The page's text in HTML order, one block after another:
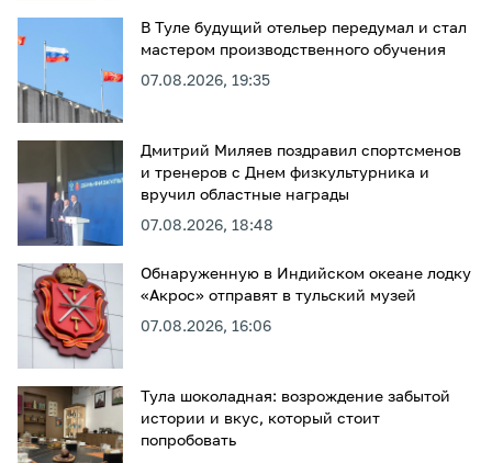
В Туле будущий отельер передумал и стал
мастером производственного обучения
07.08.2026, 19:35
Дмитрий Миляев поздравил спортсменов
и тренеров с Днем физкультурника и
вручил областные награды
07.08.2026, 18:48
Обнаруженную в Индийском океане лодку
«Акрос» отправят в тульский музей
07.08.2026, 16:06
Тула шоколадная: возрождение забытой
истории и вкус, который стоит
попробовать